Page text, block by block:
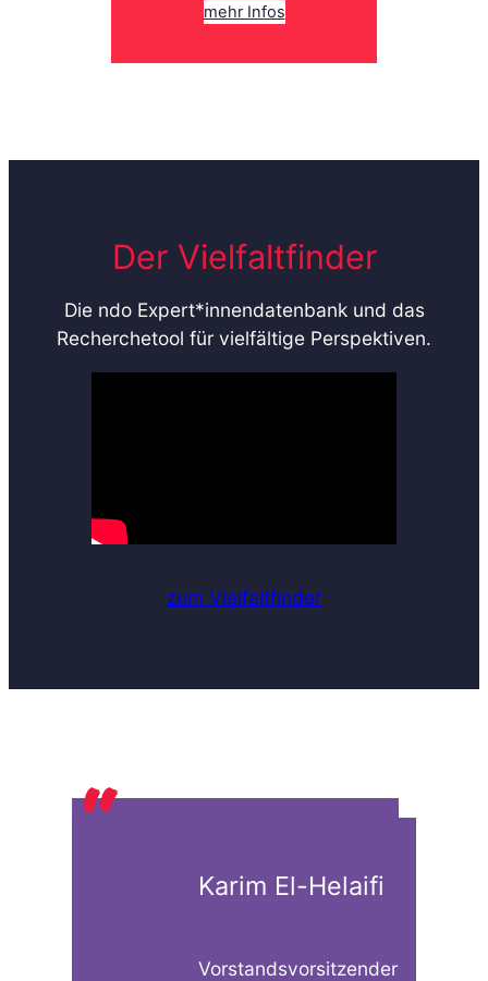
mehr Infos
Der Vielfaltfinder
Die ndo Expert*innendatenbank und das
Recherchetool für vielfältige Perspektiven.
zum Vielfaltfinder
Karim El-Helaifi
Vorstandsvorsitzender